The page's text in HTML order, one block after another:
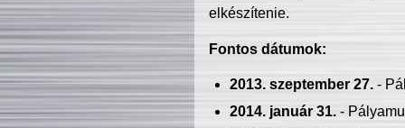
elkészítenie.
Fontos dátumok:
2013. szeptember 27.-
2014. január 31.-